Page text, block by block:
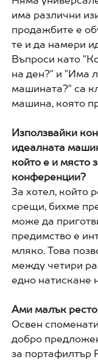
има различни
продажбите е
те и да намери
Въпроси като
на ден?" и "Има
машината?" са
машина, която
Използвайки
идеалната
който е и място
конференции?
За хотел, който
срещи, бихме
може да
предимство е
мляко. Това
между четири
едно натискане
Ами малък
Освен
добро
за портафилтър